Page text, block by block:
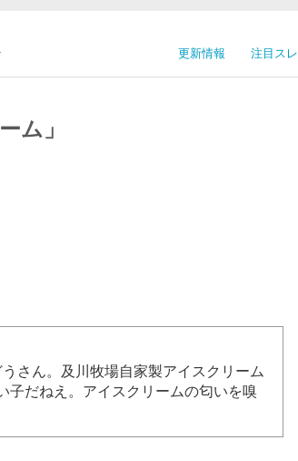
更新情報 注目スレ
ム」
さん。及川牧場自家製アイスクリーム
子だねえ。アイスクリームの匂いを嗅